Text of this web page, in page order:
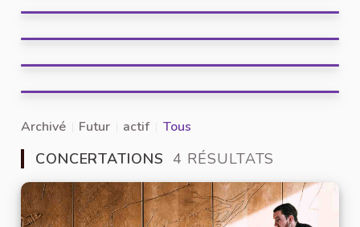
Archivé Futur actif Tous
CONCERTATIONS4 RÉSULTATS